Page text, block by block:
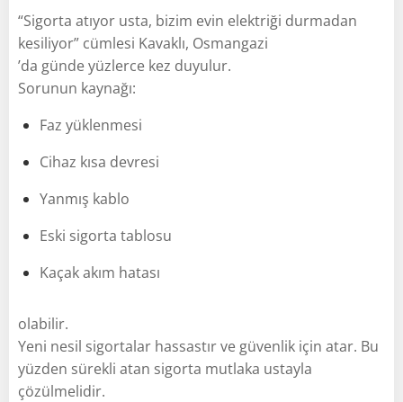
“Sigorta atıyor usta, bizim evin elektriği durmadan
kesiliyor” cümlesi Kavaklı, Osmangazi
’da günde yüzlerce kez duyulur.
Sorunun kaynağı:
Faz yüklenmesi
Cihaz kısa devresi
Yanmış kablo
Eski sigorta tablosu
Kaçak akım hatası
olabilir.
Yeni nesil sigortalar hassastır ve güvenlik için atar. Bu
yüzden sürekli atan sigorta mutlaka ustayla
çözülmelidir.